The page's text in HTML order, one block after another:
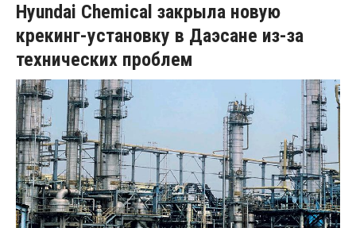
Hyundai Chemical закрыла новую
крекинг-установку в Даэсане из-за
технических проблем